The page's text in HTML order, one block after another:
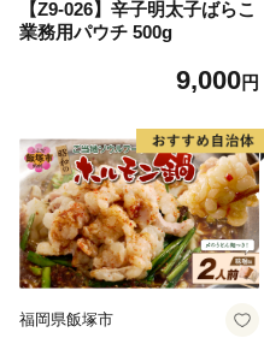
【Z9-026】辛子明太子ばらこ
業務用パウチ 500g
9,000円
福岡県飯塚市